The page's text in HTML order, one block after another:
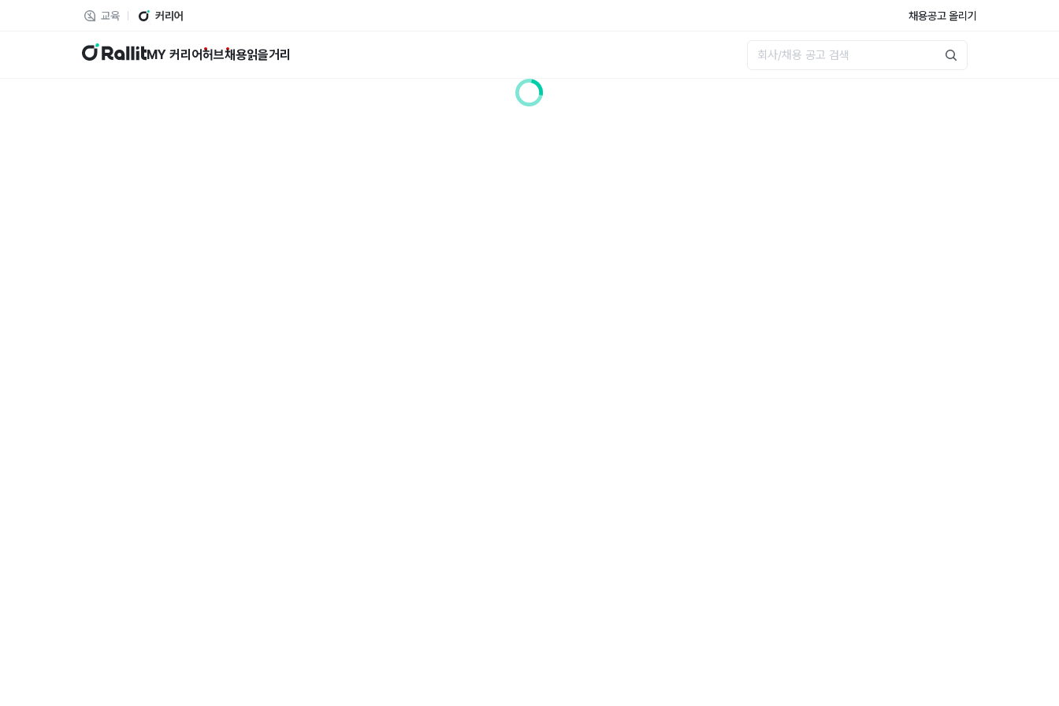
교육 커리어 채용공고 올리기
랠릿 MY 커리어허브채용읽을거리